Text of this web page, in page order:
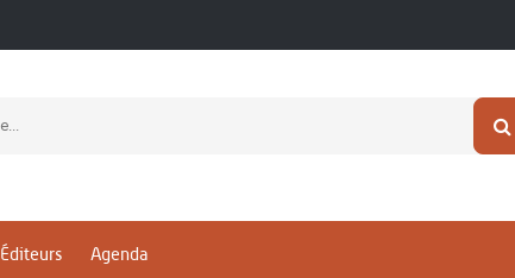
Éditeurs Agenda